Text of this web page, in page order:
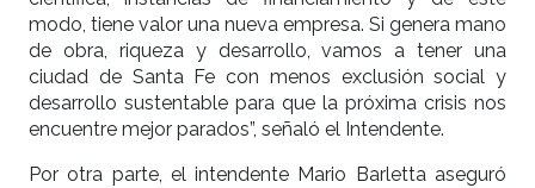
modo, tiene valor una nueva empresa. Si genera mano
de obra, riqueza y desarrollo, vamos a tener una
ciudad de Santa Fe con menos exclusión social y
desarrollo sustentable para que la próxima crisis nos
encuentre mejor parados”, señaló el Intendente.
Por otra parte, el intendente Mario Barletta aseguró